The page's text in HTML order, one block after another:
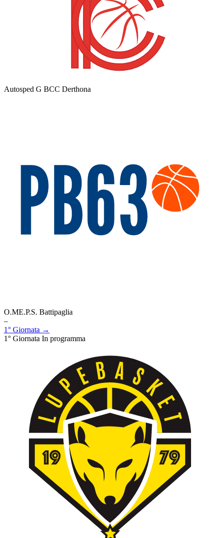
Autosped G BCC Derthona
O.ME.P.S. Battipaglia
–
1° Giornata →
1° Giornata In programma